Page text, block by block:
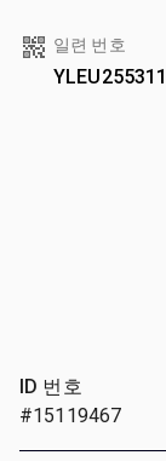
일련 번호
ID 번호
#15119467